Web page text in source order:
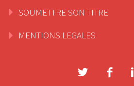
SOUMETTRE SON TITRE
MENTIONS LEGALES